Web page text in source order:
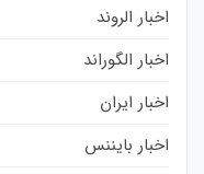
اخبار الروند
اخبار الگوراند
اخبار ایران
اخبار بایننس